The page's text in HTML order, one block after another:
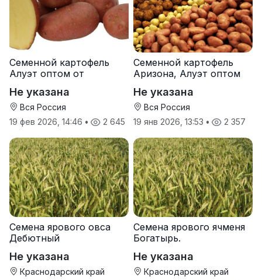
Семенной картофель
Алуэт оптом от
Не указана
Вся Россия
19 фев 2026, 14:46 • 2 645
Семенной картофель
Аризона, Алуэт оптом
Не указана
Вся Россия
19 янв 2026, 13:53 • 2 357
Семена ярового овса
Дебютный
Не указана
Краснодарский край
Семена ярового ячменя
Богатырь.
Не указана
Краснодарский край